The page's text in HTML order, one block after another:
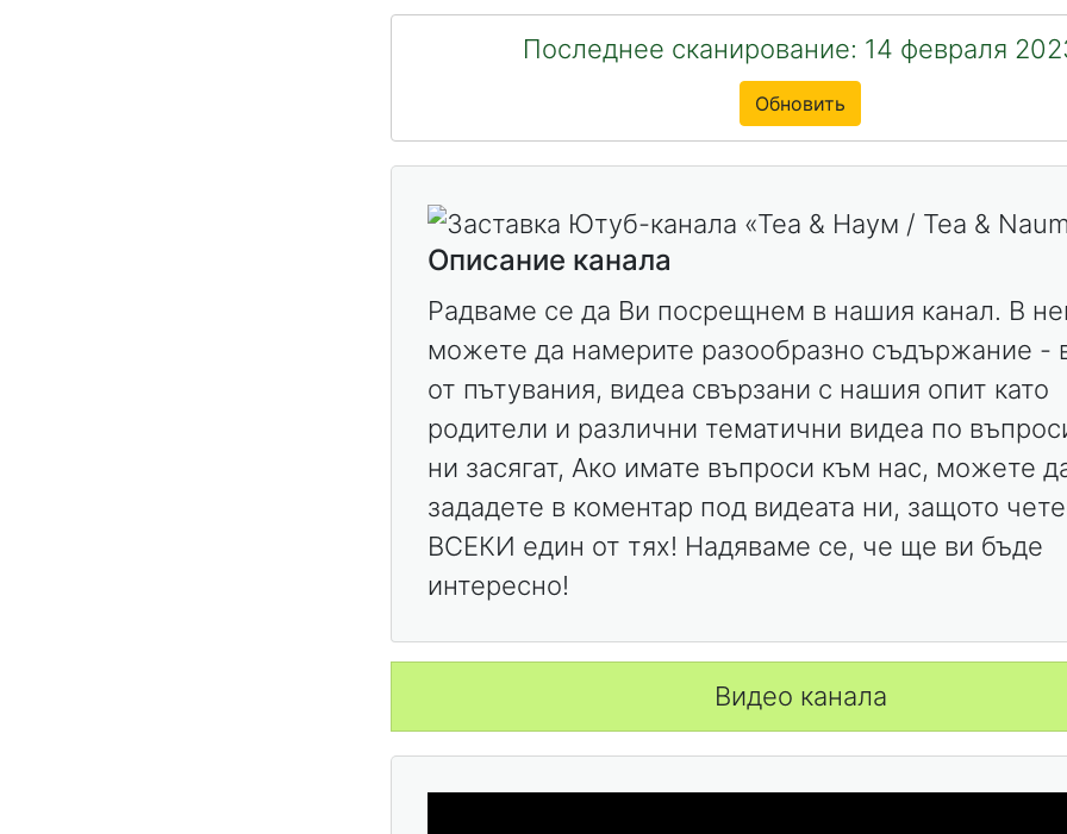
Последнее сканирование: 14 февраля
Обновить
Описание канала
Радваме се да Ви посрещнем в нашия канал. В
можете да намерите разообразно съдържание -
от пътувания, видеа свързани с нашия опит като
родители и различни тематични видеа по
ни засягат, Ако имате въпроси към нас, можете
зададете в коментар под видеата ни, защото
ВСЕКИ един от тях! Надяваме се, че ще ви бъде
интересно!
Видео канала